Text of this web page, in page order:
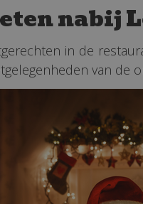
nabij
in de
van de